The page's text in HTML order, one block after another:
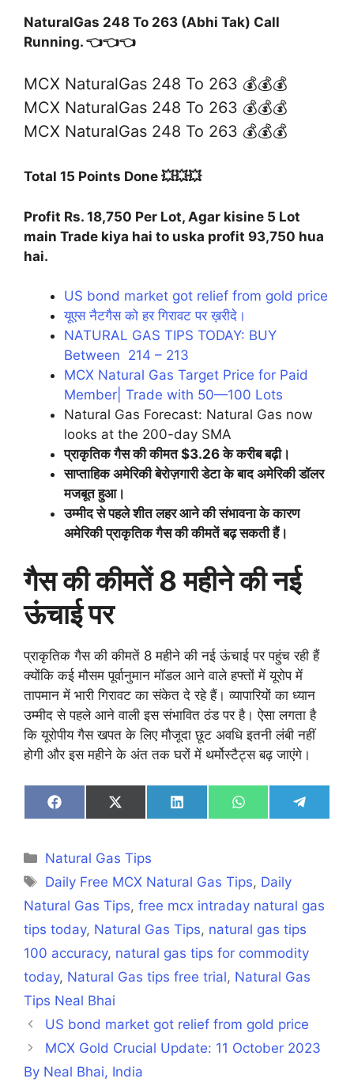
NaturalGas 248 To 263 (Abhi Tak) Call
Running. 👈👈👈
MCX NaturalGas 248 To 263 💰💰💰
MCX NaturalGas 248 To 263 💰💰💰
MCX NaturalGas 248 To 263 💰💰💰
Total 15 Points Done 💥💥💥
Profit Rs. 18,750 Per Lot, Agar kisine 5 Lot
main Trade kiya hai to uska profit 93,750 hua
hai.
US bond market got relief from gold price
यूएस नैटगैस को हर गिरावट पर ख़रीदे।
NATURAL GAS TIPS TODAY: BUY
Between 214 – 213
MCX Natural Gas Target Price for Paid
Member| Trade with 50—100 Lots
Natural Gas Forecast: Natural Gas now
looks at the 200-day SMA
प्राकृतिक गैस की कीमत $3.26 के करीब बढ़ी।
साप्ताहिक अमेरिकी बेरोज़गारी डेटा के बाद अमेरिकी डॉलर
मजबूत हुआ।
उम्मीद से पहले शीत लहर आने की संभावना के कारण
अमेरिकी प्राकृतिक गैस की कीमतें बढ़ सकती हैं।
गैस की कीमतें 8 महीने की नई
ऊंचाई पर
प्राकृतिक गैस की कीमतें 8 महीने की नई ऊंचाई पर पहुंच रही हैं
क्योंकि कई मौसम पूर्वानुमान मॉडल आने वाले हफ्तों में यूरोप में
तापमान में भारी गिरावट का संकेत दे रहे हैं। व्यापारियों का ध्यान
उम्मीद से पहले आने वाली इस संभावित ठंड पर है। ऐसा लगता है
कि यूरोपीय गैस खपत के लिए मौजूदा छूट अवधि इतनी लंबी नहीं
होगी और इस महीने के अंत तक घरों में थर्मोस्टैट्स बढ़ जाएंगे।
Share
on
Share
on
Share
on
Share
on
Share
on
Categories
Natural Gas Tips
Tags
Daily Free MCX Natural Gas Tips, Daily
Natural Gas Tips, free mcx intraday natural gas
tips today, Natural Gas Tips, natural gas tips
100 accuracy, natural gas tips for commodity
today, Natural Gas tips free trial, Natural Gas
Tips Neal Bhai
US bond market got relief from gold price
MCX Gold Crucial Update: 11 October 2023
By Neal Bhai, India